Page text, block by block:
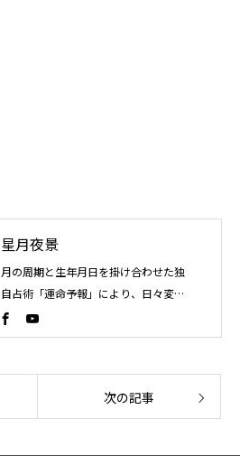
星月夜景
月の周期と生年月日を掛け合わせた独
自占術「運命予報」により、日々変化
する運気の流れを読み解く占い師。こ
れまでに4万人以上を鑑定。
次の記事